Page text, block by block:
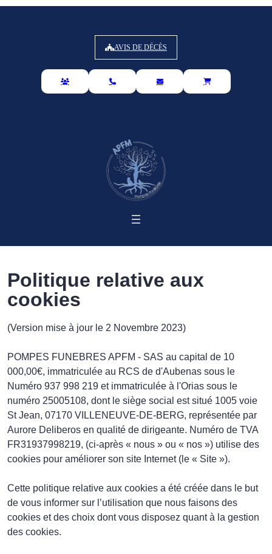
AVIS DE DÉCÈS
Politique relative aux
cookies
(Version mise à jour le 2 Novembre 2023)
POMPES FUNEBRES APFM - SAS au capital de 10
000,00€, immatriculée au RCS de d'Aubenas sous le
Numéro 937 998 219 et immatriculée à l'Orias sous le
numéro 25005108, dont le siège social est situé 1005 voie
St Jean, 07170 VILLENEUVE-DE-BERG, représentée par
Aurore Deliberos en qualité de dirigeante. Numéro de TVA
FR31937998219, (ci-après « nous » ou « nos ») utilise des
cookies pour améliorer son site Internet (le « Site »).
Cette politique relative aux cookies a été créée dans le but
de vous informer sur l’utilisation que nous faisons des
cookies et des choix dont vous disposez quant à la gestion
des cookies.